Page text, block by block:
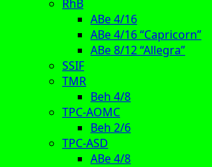
RhB
ABe 4/16
ABe 4/16 “Capricorn”
ABe 8/12 “Allegra”
SSIF
TMR
Beh 4/8
TPC-AOMC
Beh 2/6
TPC-ASD
ABe 4/8